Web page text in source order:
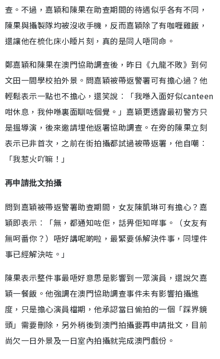
查。不過，嘉穎和陳果在助查期間的待遇似乎各有不同，
陳果與攝製隊均被沒收手機，反而嘉穎除了有咖喱雞飯，
還讓他在梳化床小睡片刻，真的是同人唔同命。
鄭嘉穎和陳果在澳門協助調查後，昨日《九龍不敗》到何
文田一間學校拍外景。問嘉穎被帶返警署可有擔心過？他
輕鬆表示一點也不擔心，還笑說︰「我喺入面好似canteen
咁休息，我仲喺裏面瞓咗個覺。」嘉穎更透露最初警方只
是搵導演，後來邀請埋他返署協助調查。在旁的陳果立刻
表示已非首次，之前在街拍攝都試過被帶返署，他自嘲︰
「我惹火吖嘛！」
再申請批文拍攝
問到嘉穎被帶返警署助查期間，女友陳凱琳可有擔心？嘉
穎即表示︰「無，都通知咗佢，話畀佢知咩事。（女友有
無呵番你？）唔好講呢啲啦，最緊要係解決件事，同埋件
事已經解決咗。」
陳果表示整件事最唔好意思是影響到一眾演員，還說欠嘉
穎一餐飯。他強調在澳門協助調查事件未有影響拍攝進
度，只是擔心演員檔期，他承認當日偷拍的一個「踩界鏡
頭」需要刪除，另外稍後到澳門拍攝要再申請批文，目前
尚欠一日外景及一日室內拍攝就完成澳門戲份。